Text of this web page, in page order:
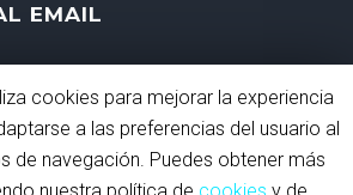
EMAIL
cookies para mejorar la experiencia
a las preferencias del usuario al
de navegación. Puedes obtener más